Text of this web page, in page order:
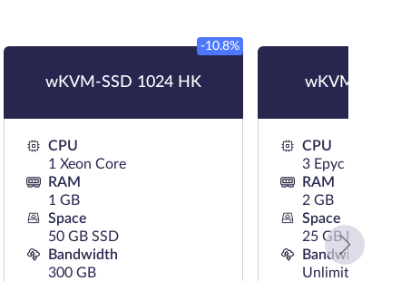
wKVM-SSD 1024 HK
-10.8%
CPU
1 Xeon Core
RAM
1 GB
Space
50 GB SSD
Bandwidth
300 GB
wKVM-
CPU
3 Epyc Cores
RAM
2 GB
Space
25 GB NVMe
Bandwidth
Unlimited